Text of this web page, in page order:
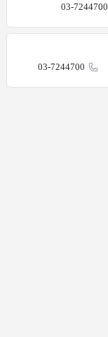
03-7244700
03-7244700